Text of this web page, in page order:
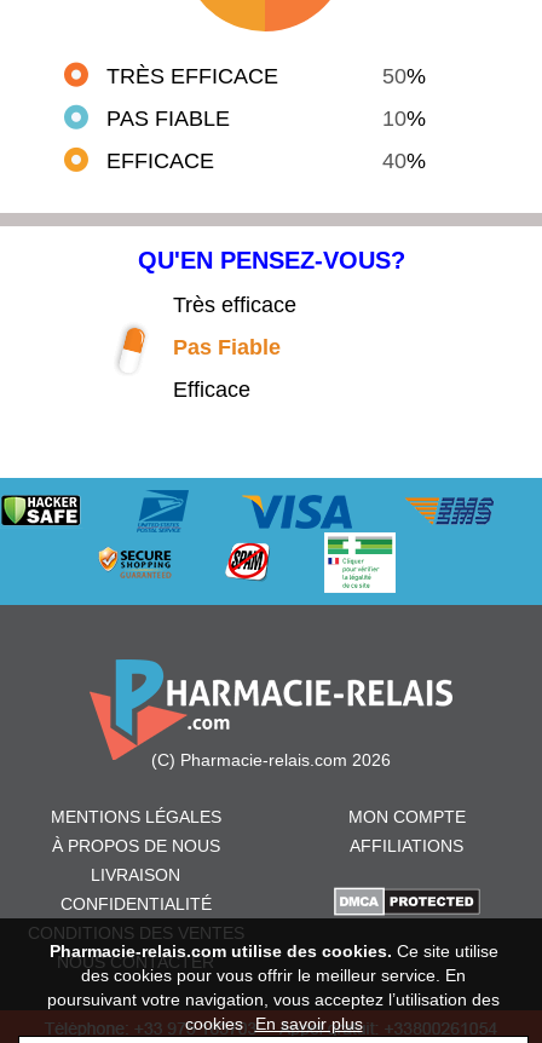
TRÈS EFFICACE 50%
PAS FIABLE
10%
EFFICACE
40%
QU'EN PENSEZ-VOUS?
Très efficace
Pas Fiable
Efficace
(C) Pharmacie-relais.com 2026
MENTIONS LÉGALES
À PROPOS DE NOUS
LIVRAISON
CONFIDENTIALITÉ
CONDITIONS DES VENTES
NOUS CONTACTER
MON COMPTE
AFFILIATIONS
Pharmacie-relais.com utilise des cookies. Ce site utilise
des cookies pour vous offrir le meilleur service. En
poursuivant votre navigation, vous acceptez l’utilisation des
cookies
En savoir plus